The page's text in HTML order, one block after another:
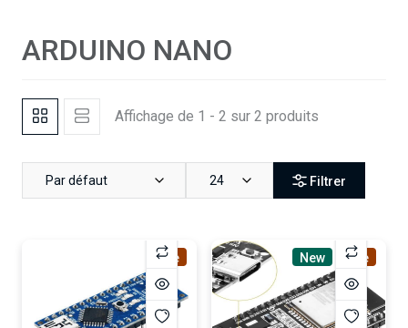
ARDUINO NANO
Affichage de 1 - 2 sur 2 produits
Par défaut 24 Filtrer
Sale New Sale